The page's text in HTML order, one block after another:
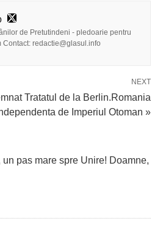
de Pretutindeni - pledoarie pentru
Contact: redactie@glasul.info
NEXT
Tratatul de la Berlin.Romania
de Imperiul Otoman »
pas mare spre Unire! Doamne,